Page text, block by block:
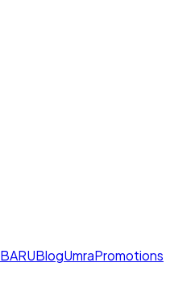
BARUBlogUmraPromotions